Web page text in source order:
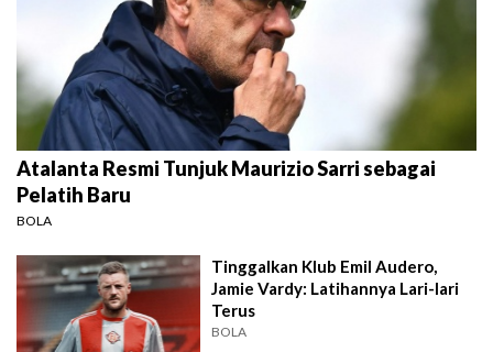
Atalanta Resmi Tunjuk Maurizio Sarri sebagai
Pelatih Baru
BOLA
Tinggalkan Klub Emil Audero,
Jamie Vardy: Latihannya Lari-lari
Terus
BOLA